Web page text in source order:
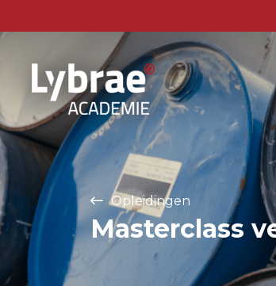
Opleidingen
Masterclass